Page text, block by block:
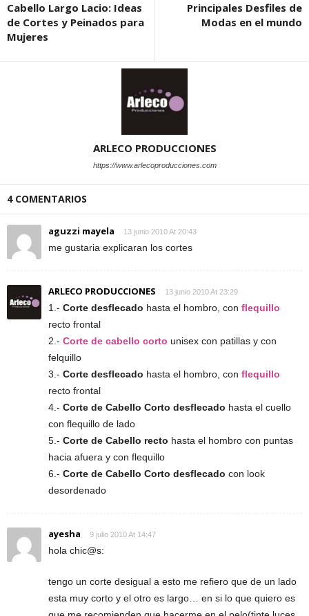
Cabello Largo Lacio: Ideas
de Cortes y Peinados para
Mujeres
Principales Desfiles de
Modas en el mundo
ARLECO PRODUCCIONES
https://www.arlecoproducciones.com
4 COMENTARIOS
aguzzi mayela 13 junio 2010 At 20:43
me gustaria explicaran los cortes
ARLECO PRODUCCIONES 13 junio 2010 At 23:29
1.- Corte desflecado hasta el hombro, con flequillo
recto frontal
2.- Corte de cabello corto unisex con patillas y con
felquillo
3.- Corte desflecado hasta el hombro, con flequillo
recto frontal
4.- Corte de Cabello Corto desflecado hasta el cuello
con flequillo de lado
5.- Corte de Cabello recto hasta el hombro con puntas
hacia afuera y con flequillo
6.- Corte de Cabello Corto desflecado con look
desordenado
ayesha 9 julio 2010 At 14:47
hola chic@s:
tengo un corte desigual a esto me refiero que de un lado
esta muy corto y el otro es largo… en si lo que quiero es